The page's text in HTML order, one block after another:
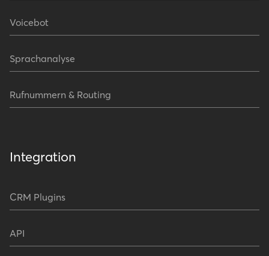
Voicebot
Sprachanalyse
Rufnummern & Routing
Integration
CRM Plugins
API